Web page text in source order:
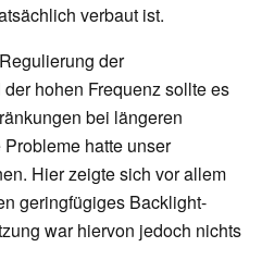
verbaut ist.
der
hohen Frequenz sollte es
bei längeren
hatte unser
Hier zeigte sich vor allem
geringfügiges Backlight-
war hiervon jedoch nichts